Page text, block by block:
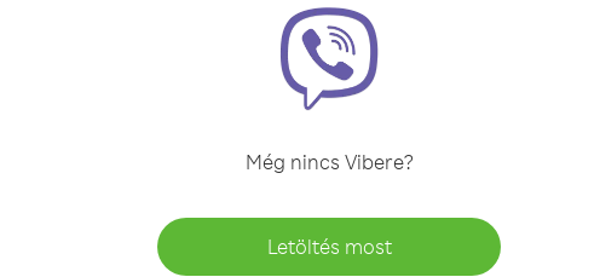
Még nincs Vibere?
Letöltés most